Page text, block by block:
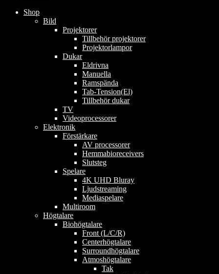
Shop
Bild
Projektorer
Tillbehör projektorer
Projektorlampor
Dukar
Eldrivna
Manuella
Ramspända
Tab-Tension(El)
Tillbehör dukar
TV
Videoprocessorer
Elektronik
Förstärkare
AV processorer
Hemmabioreceivers
Slutsteg
Spelare
4K UHD Bluray
Ljudstreaming
Mediaspelare
Multiroom
Högtalare
Biohögtalare
Front (L/C/R)
Centerhögtalare
Surroundhögtalare
Atmoshögtalare
Tak